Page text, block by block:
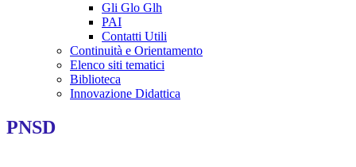
Gli Glo Glh
PAI
Contatti Utili
Continuità e Orientamento
Elenco siti tematici
Biblioteca
Innovazione Didattica
PNSD